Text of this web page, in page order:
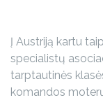
Į Austriją kartu
specialistų
tarptautinės
komandos